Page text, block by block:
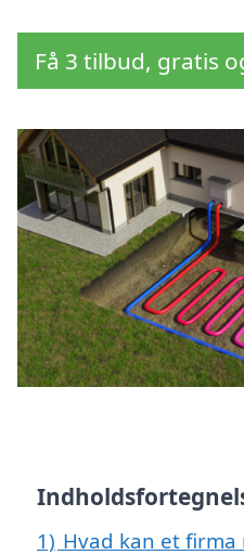
Få 3 tilbud, gratis
1) Hvad kan et firma